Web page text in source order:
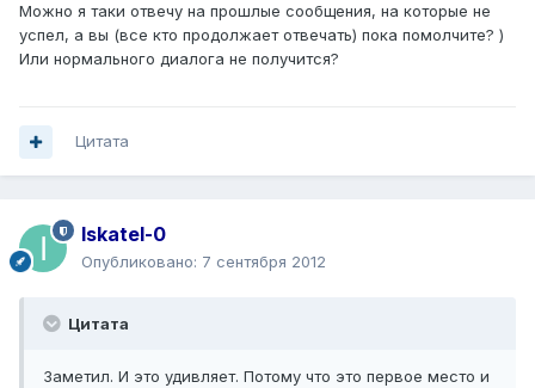
Можно я таки отвечу на прошлые сообщения, на которые не
успел, а вы (все кто продолжает отвечать) пока помолчите? )
Или нормального диалога не получится?
Цитата
Iskatel-0
Опубликовано: 7 сентября 2012
Цитата
Заметил. И это удивляет. Потому что это первое место и